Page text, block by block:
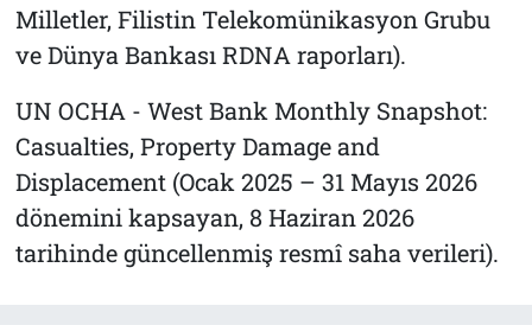
Milletler, Filistin Telekomünikasyon Grubu
ve Dünya Bankası RDNA raporları).
UN OCHA - West Bank Monthly Snapshot:
Casualties, Property Damage and
Displacement (Ocak 2025 – 31 Mayıs 2026
dönemini kapsayan, 8 Haziran 2026
tarihinde güncellenmiş resmî saha verileri).